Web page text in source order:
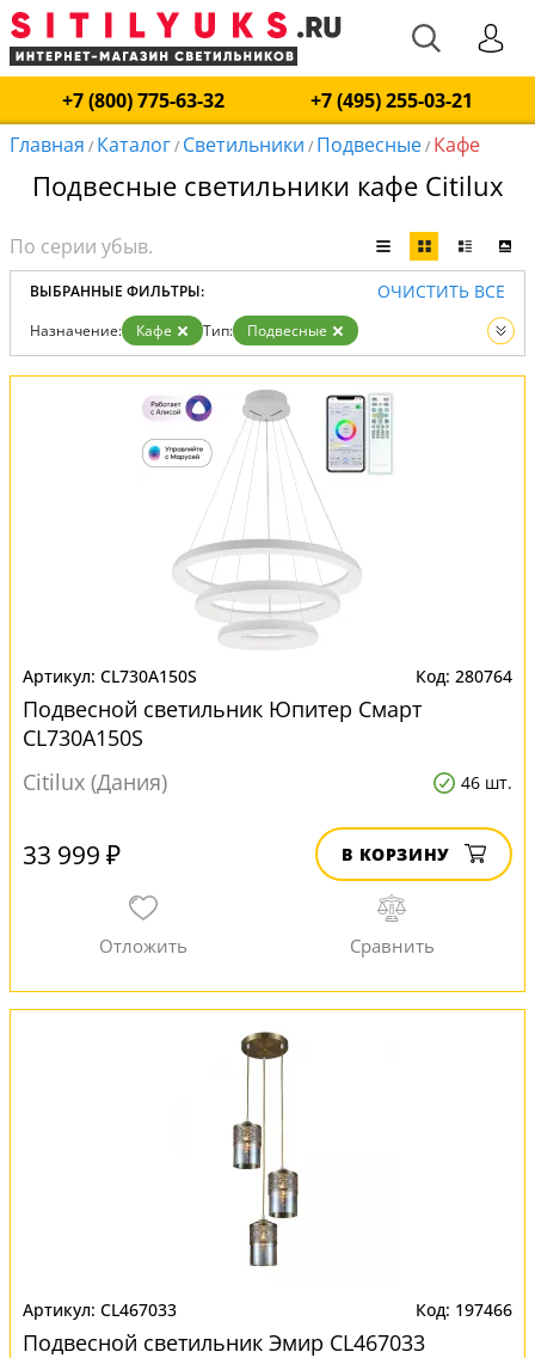
+7 (800) 775-63-32
+7 (495) 255-03-21
Главная / Каталог/ Светильники / Подвесные/ Кафе
Подвесные светильники кафе Citilux
ВЫБРАННЫЕ ФИЛЬТРЫ: ОЧИСТИТЬ ВСЕ
Назначение: Кафе Тип:
Подвесные
Вид:
Светильники
CL730A150S 280764
Подвесной светильник Юпитер Смарт
CL730A150S
Citilux (Дания)
46 шт.
33 999 ₽ В КОРЗИНУ
CL467033 197466
Подвесной светильник Эмир CL467033